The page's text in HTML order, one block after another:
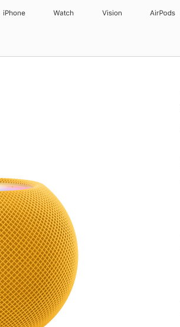
iPhone Watch Vision AirPods